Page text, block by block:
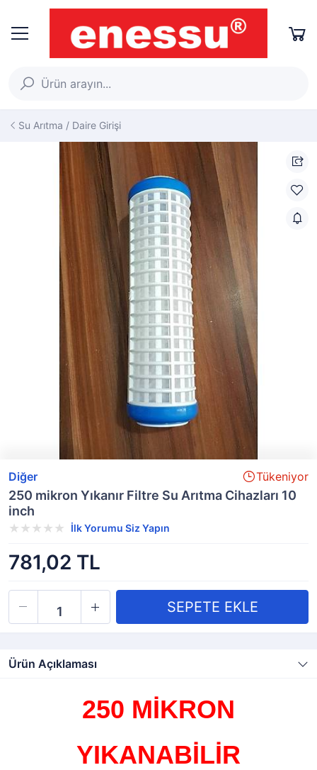
Su Arıtma / Daire Girişi
Diğer Tükeniyor
250 mikron Yıkanır Filtre Su Arıtma Cihazları 10
inch
İlk Yorumu Siz Yapın
781,02 TL
Ürün Açıklaması
250 MİKRON
YIKANABİLİR